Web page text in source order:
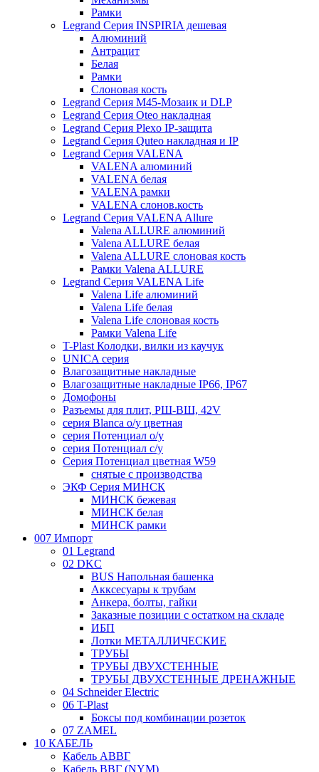
Рамки
Legrand Серия INSPIRIA дешевая
Алюминий
Антрацит
Белая
Рамки
Слоновая кость
Legrand Серия M45-Мозаик и DLP
Legrand Серия Oteo накладная
Legrand Серия Plexo IP-защита
Legrand Серия Quteo накладная и IP
Legrand Серия VALENA
VALENA алюминий
VALENA белая
VALENA рамки
VALENA слонов.кость
Legrand Серия VALENA Allure
Valena ALLURE алюминий
Valena ALLURE белая
Valena ALLURE слоновая кость
Рамки Valena ALLURE
Legrand Серия VALENA Life
Valena Life алюминий
Valena Life белая
Valena Life слоновая кость
Рамки Valena Life
T-Plast Колодки, вилки из каучук
UNICA серия
Влагозащитные накладные
Влагозащитные накладные IP66, IP67
Домофоны
Разъемы для плит, РШ-ВШ, 42V
серия Blanca о/у цветная
серия Потенциал о/у
серия Потенциал с/у
Серия Потенциал цветная W59
снятые с производства
ЭКФ Серия МИНСК
МИНСК бежевая
МИНСК белая
МИНСК рамки
007 Импорт
01 Legrand
02 DKC
BUS Напольная башенка
Акксесуары к трубам
Анкера, болты, гайки
Заказные позиции с остатком на складе
ИБП
Лотки МЕТАЛЛИЧЕСКИЕ
ТРУБЫ
ТРУБЫ ДВУХСТЕННЫЕ
ТРУБЫ ДВУХСТЕННЫЕ ДРЕНАЖНЫЕ
04 Schneider Electric
06 T-Plast
Боксы под комбинации розеток
07 ZAMEL
10 КАБЕЛЬ
Кабель АВВГ
Кабель ВВГ (NYM)